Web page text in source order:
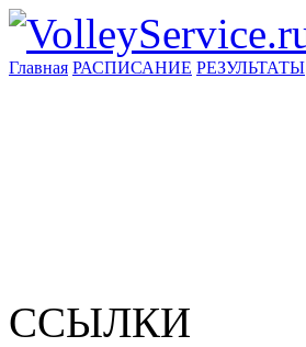
Главная РАСПИСАНИЕ РЕЗУЛЬТАТЫ
ССЫЛКИ